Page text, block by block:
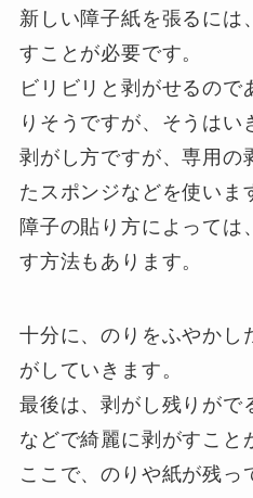
新しい障子紙を張るには
すことが必要です。
ビリビリと剥がせるので
りそうですが、そうはい
剥がし方ですが、専用の
たスポンジなどを使いま
障子の貼り方によっては
す方法もあります。
十分に、のりをふやかし
がしていきます。
最後は、剥がし残りがで
などで綺麗に剥がすこと
ここで、のりや紙が残っ